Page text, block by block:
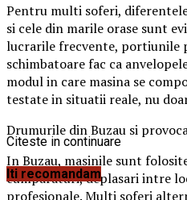
Pentru multi soferi,
si cele din marile orase sunt
lucrarile frecvente, portiunile
schimbatoare fac ca
modul in care masina se
testate in situatii reale, nu
Drumurile din Buzau si
In Buzau, masinile sunt
cumparaturi, deplasari intre
profesionale. Multi soferi
Citeste in continuare
Iti recomandam